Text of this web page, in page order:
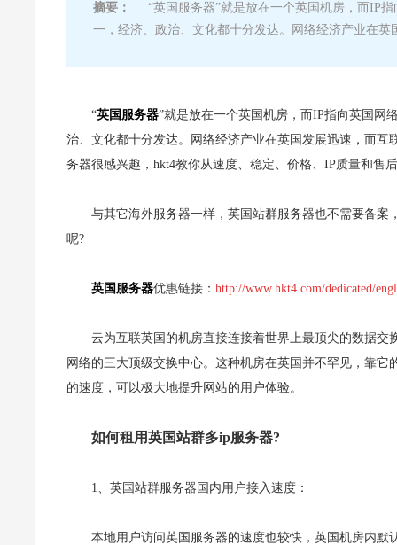
摘要：
“英国服务器”就是放在一个英国机房，而IP指
一，经济、政治、文化都十分发达。网络经济产业在
“英国服务器”就是放在一个英国机房，而IP指向英国网
治、文化都十分发达。网络经济产业在英国发展迅速，而
务器很感兴趣，hkt4教你从速度、稳定、价格、IP质量和售
与其它海外服务器一样，英国站群服务器也不需要备
呢?
英国服务器优惠链接： http://www.hkt4.com/dedicated/
云为互联英国的机房直接连接着世界上最顶尖的数据
网络的三大顶级交换中心。这种机房在英国并不罕见，靠
的速度，可以极大地提升网站的用户体验。
如何租用英国站群多ip服务器?
1、英国站群服务器国内用户接入速度：
本地用户访问英国服务器的速度也较快，英国机房内